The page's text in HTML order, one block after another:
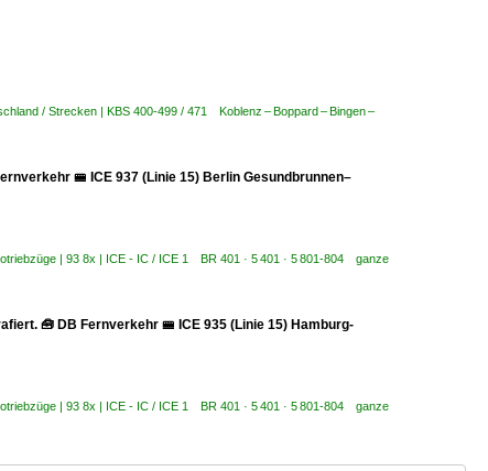
/ Strecken | KBS 400-499 / 471 Koblenz – Boppard – Bingen –
🚝 ICE 937 (Linie 15) Berlin Gesundbrunnen–
| 93 8x | ICE - IC / ICE 1 BR 401 · 5 401 · 5 801-804 ganze
🧰 DB Fernverkehr 🚝 ICE 935 (Linie 15) Hamburg-
| 93 8x | ICE - IC / ICE 1 BR 401 · 5 401 · 5 801-804 ganze